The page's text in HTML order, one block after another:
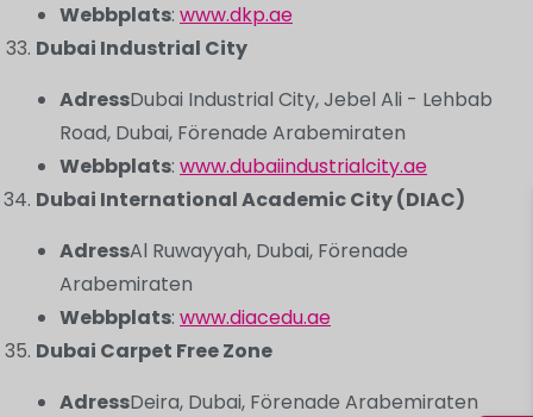
Webbplats: www.dkp.ae
Dubai Industrial City
AdressDubai Industrial City, Jebel Ali - Lehbab
Road, Dubai, Förenade Arabemiraten
Webbplats: www.dubaiindustrialcity.ae
Dubai International Academic City (DIAC)
AdressAl Ruwayyah, Dubai, Förenade
Arabemiraten
Webbplats: www.diacedu.ae
Dubai Carpet Free Zone
AdressDeira, Dubai, Förenade Arabemiraten